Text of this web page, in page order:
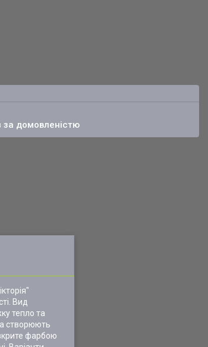
за домовленістю
Вид
тепло та
створюють
фарбою